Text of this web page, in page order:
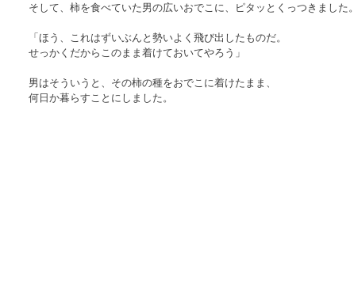
そして、柿を食べていた男の広いおでこに、ピタッとくっつきました。
「ほう、これはずいぶんと勢いよく飛び出したものだ。
せっかくだからこのまま着けておいてやろう」
男はそういうと、その柿の種をおでこに着けたまま、
何日か暮らすことにしました。